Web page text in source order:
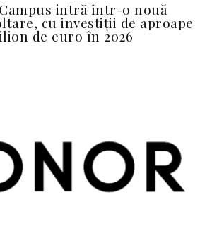
intră într-o nouă
cu investiții de aproape
de euro în 2026